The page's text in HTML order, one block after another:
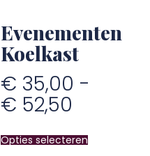
Evenementen
Koelkast
€ 35,00 -
€ 52,50
Opties selecteren